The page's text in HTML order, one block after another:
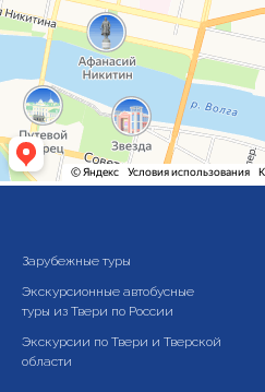
Зарубежные туры
Экскурсионные автобусные
туры из Твери по России
Экскурсии по Твери и Тверской
области